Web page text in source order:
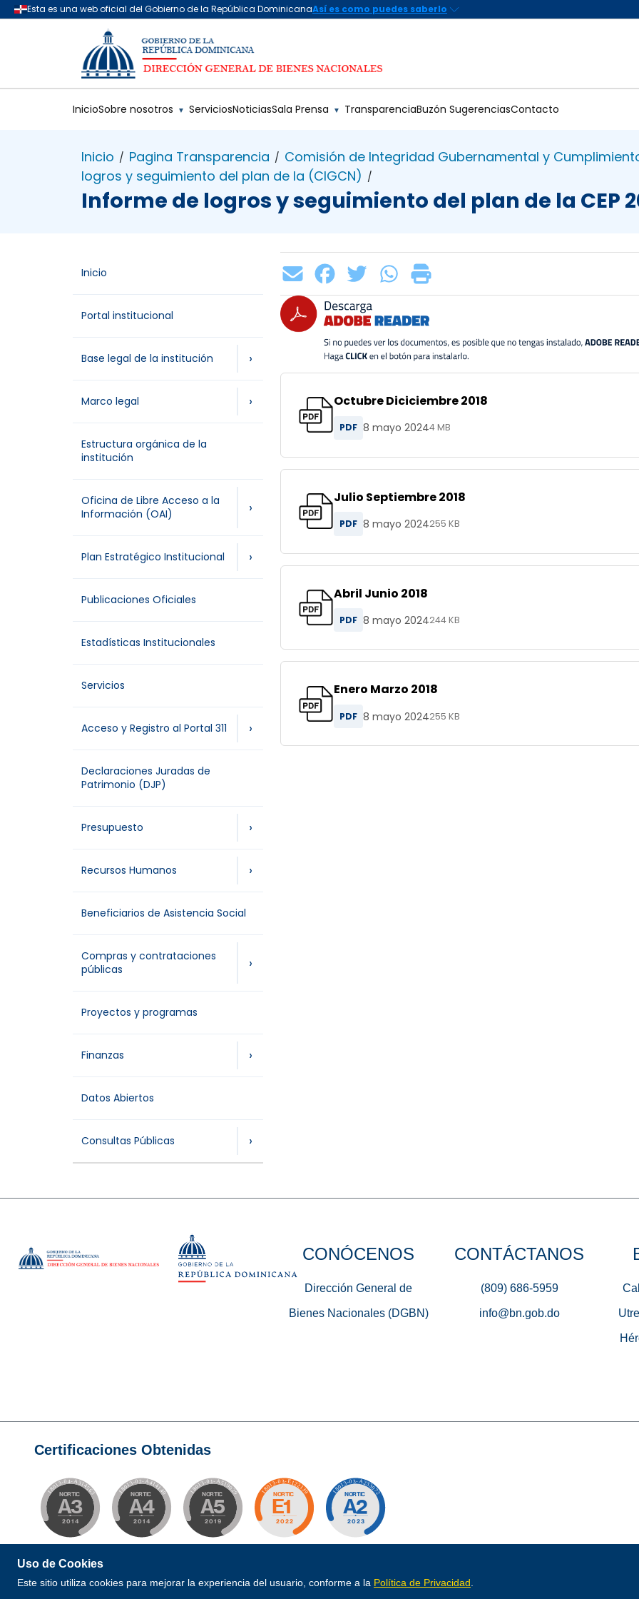
Saltar al contenido principal
InicioSobre nosotros ▼ ServiciosNoticiasSala Prensa ▼ TransparenciaBuzón SugerenciasContacto
Inicio / Pagina Transparencia / Comisión de Integridad Gubernamental y
logros y seguimiento del plan de la (CIGCN) /
Informe de logros y seguimiento del plan de la CEP
Inicio
Portal institucional
Base legal de la institución ›
Marco legal ›
Estructura orgánica de la
institución
Oficina de Libre Acceso a la
Información (OAI)
›
Plan Estratégico Institucional ›
Publicaciones Oficiales
Estadísticas Institucionales
Servicios
Acceso y Registro al Portal 311 ›
Declaraciones Juradas de
Patrimonio (DJP)
Presupuesto ›
Recursos Humanos ›
Beneficiarios de Asistencia Social
Compras y contrataciones
públicas
›
Proyectos y programas
Finanzas ›
Datos Abiertos
Consultas Públicas ›
Octubre Diciciembre 2018
PDF 8 mayo 20244 MB
Julio Septiembre 2018
PDF 8 mayo 2024255 KB
Abril Junio 2018
PDF 8 mayo 2024244 KB
Enero Marzo 2018
PDF 8 mayo 2024255 KB
CONÓCENOS
Dirección General de
Bienes Nacionales (DGBN)
CONTÁCTANOS
(809) 686-5959
info@bn.gob.do
Certificaciones Obtenidas
© 2026 Todos los Derechos Reservados. Desarrollado por
Uso de Cookies
Este sitio utiliza cookies para mejorar la experiencia del usuario, conforme a la Política de Privacidad